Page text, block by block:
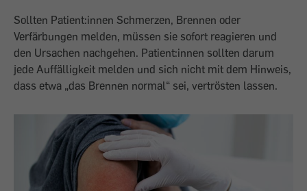
Sollten Patient:innen Schmerzen, Brennen oder
Verfärbungen melden, müssen sie sofort reagieren und
den Ursachen nachgehen. Patient:innen sollten darum
jede Auffälligkeit melden und sich nicht mit dem Hinweis,
dass etwa „das Brennen normal“ sei, vertrösten lassen.